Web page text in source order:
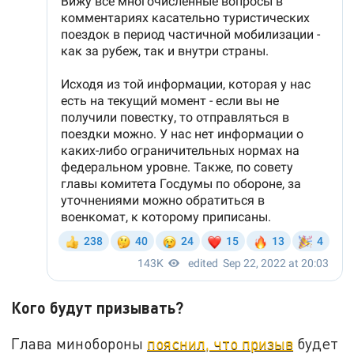
Кого будут призывать?
Глава минобороны пояснил, что призыв будет